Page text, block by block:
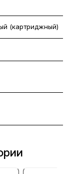
(картриджный)